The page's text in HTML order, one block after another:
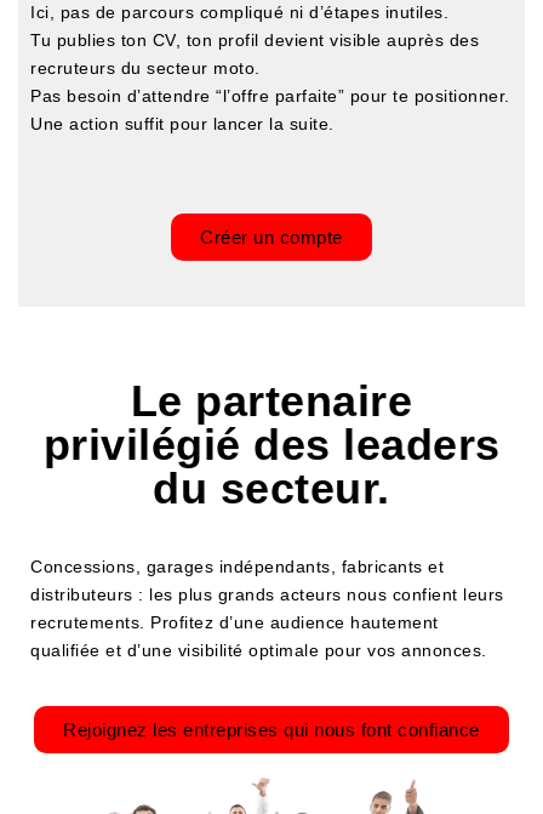
Ici, pas de parcours compliqué ni d’étapes inutiles.
Tu publies ton CV, ton profil devient visible auprès des
recruteurs du secteur moto.
Pas besoin d’attendre “l’offre parfaite” pour te positionner.
Une action suffit pour lancer la suite.
Créer un compte
Le partenaire
privilégié des leaders
du secteur.
Concessions, garages indépendants, fabricants et
distributeurs : les plus grands acteurs nous confient leurs
recrutements. Profitez d’une audience hautement
qualifiée et d’une visibilité optimale pour vos annonces.
Rejoignez les entreprises qui nous font confiance